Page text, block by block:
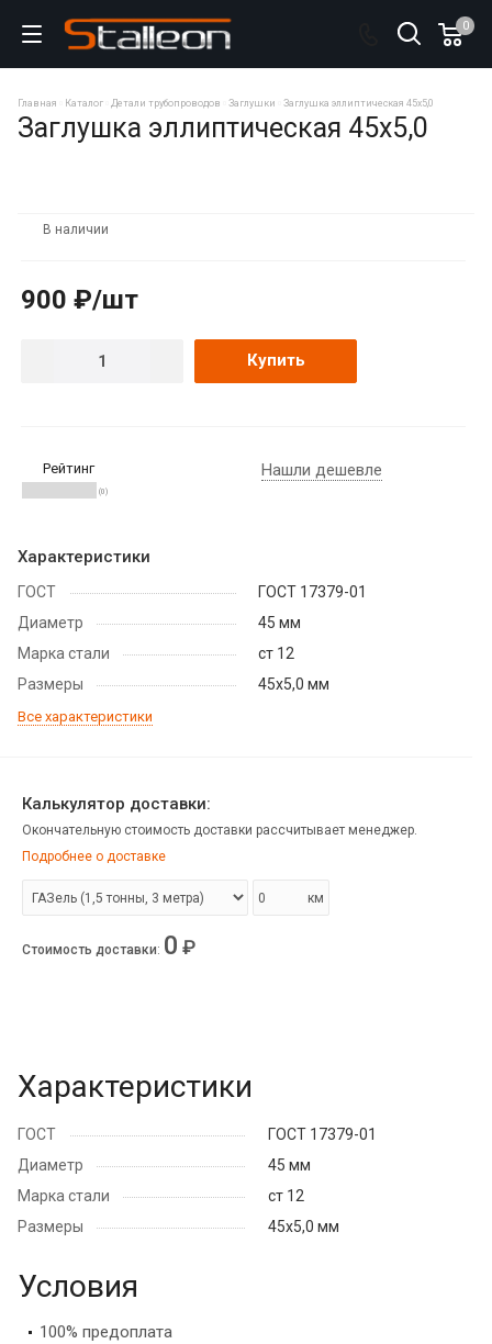
0
Главная Каталог Детали трубопроводов Заглушки Заглушка эллиптическая 45х5,0
Заглушка эллиптическая 45х5,0
В наличии
900 ₽/шт
Купить
Рейтинг
(0)
Нашли дешевле
Характеристики
ГОСТ
ГОСТ 17379-01
Диаметр
45 мм
Марка стали
ст 12
Размеры
45х5,0 мм
Все характеристики
Калькулятор доставки:
Окончательную стоимость доставки рассчитывает менеджер.
Подробнее о доставке
км
Стоимость доставки: 0 ₽
Характеристики
ГОСТ
ГОСТ 17379-01
Диаметр
45 мм
Марка стали
ст 12
Размеры
45х5,0 мм
Условия
100% предоплата